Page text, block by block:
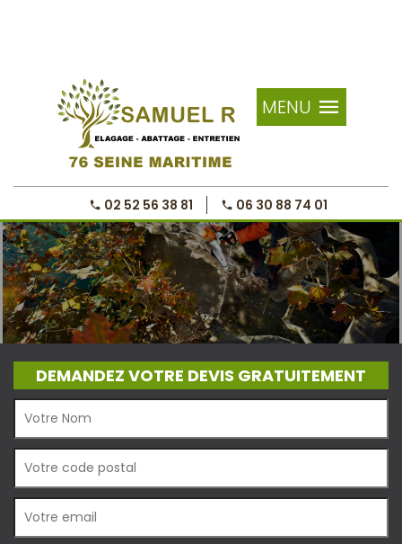
MENU
02 52 56 38 81 06 30 88 74 01
DEMANDEZ VOTRE DEVIS GRATUITEMENT